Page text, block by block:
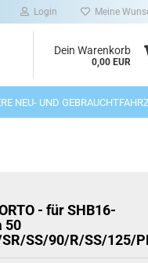
Login Meine
Dein Warenkorb
0,00 EUR
NEU- UND
- für SHB16-
50
SS/90/R/SS/125/